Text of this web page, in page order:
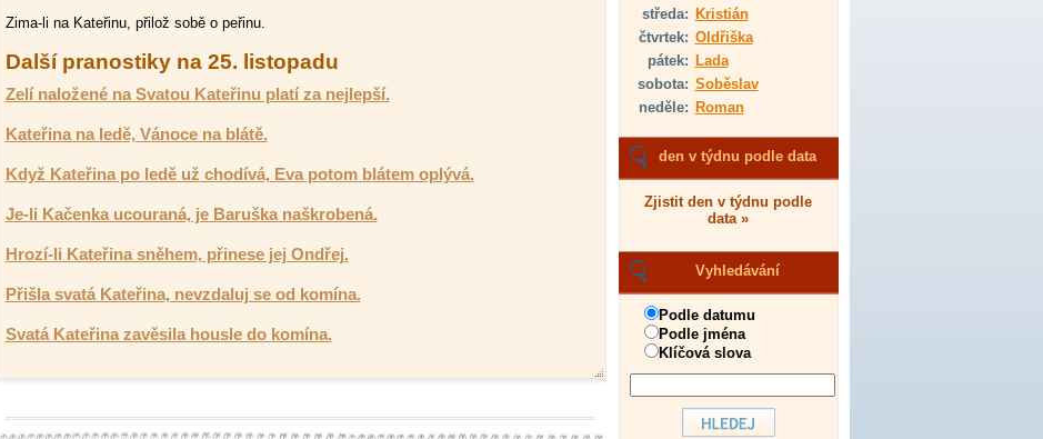
Zima-li na Kateřinu, přilož sobě o peřinu.
Další pranostiky na 25. listopadu
Zelí naložené na Svatou Kateřinu platí za nejlepší.
Kateřina na ledě, Vánoce na blátě.
Když Kateřina po ledě už chodívá, Eva potom blátem oplývá.
Je-li Kačenka ucouraná, je Baruška naškrobená.
Hrozí-li Kateřina sněhem, přinese jej Ondřej.
Přišla svatá Kateřina, nevzdaluj se od komína.
Svatá Kateřina zavěsila housle do komína.
středa: Kristián
čtvrtek: Oldřiška
pátek: Lada
sobota: Soběslav
neděle: Roman
den v týdnu podle data
Zjistit den v týdnu podle
data »
Vyhledávání
Podle datumu
Podle jména
Klíčová slova